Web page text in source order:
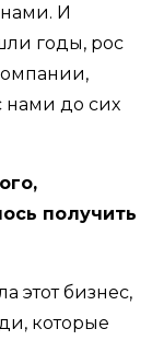
нами. И
годы, рос
нами до сих
получить
этот бизнес,
которые